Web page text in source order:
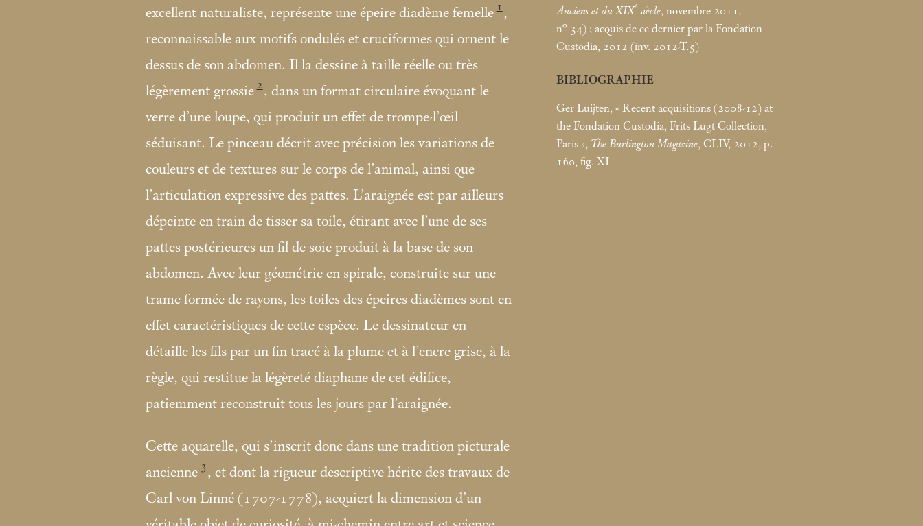
excellent naturaliste, représente une épeire diadème femelle 1 ,
reconnaissable aux motifs ondulés et cruciformes qui ornent le
dessus de son abdomen. Il la dessine à taille réelle ou très
légèrement grossie 2, dans un format circulaire évoquant le
verre d’une loupe, qui produit un effet de trompe-l’œil
séduisant. Le pinceau décrit avec précision les variations de
couleurs et de textures sur le corps de l’animal, ainsi que
l’articulation expressive des pattes. L’araignée est par ailleurs
dépeinte en train de tisser sa toile, étirant avec l’une de ses
pattes postérieures un fil de soie produit à la base de son
abdomen. Avec leur géométrie en spirale, construite sur une
trame formée de rayons, les toiles des épeires diadèmes sont en
effet caractéristiques de cette espèce. Le dessinateur en
détaille les fils par un fin tracé à la plume et à l’encre grise, à la
règle, qui restitue la légèreté diaphane de cet édifice,
patiemment reconstruit tous les jours par l’araignée.
Cette aquarelle, qui s’inscrit donc dans une tradition picturale
ancienne 3 , et dont la rigueur descriptive hérite des travaux de
Carl von Linné (1707-1778), acquiert la dimension d’un
Anciens et du XIXe siècle, novembre 2011,
n° 34) ; acquis de ce dernier par la Fondation
Custodia, 2012 (inv. 2012-T.5)
BIBLIOGRAPHIE
Ger Luijten, « Recent acquisitions (2008-12) at
the Fondation Custodia, Frits Lugt Collection,
Paris », The Burlington Magazine, CLIV, 2012, p.
160, fig. XI